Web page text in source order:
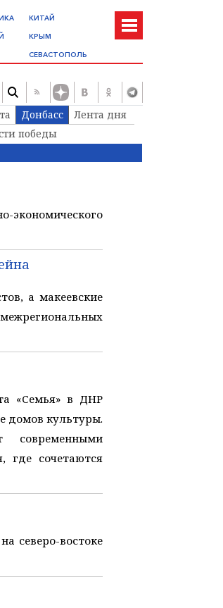
КИТАЙ
КРЫМ
СЕВАСТОПОЛЬ
Донбасс
Лента дня
победы
а макеевские
«Семья» в ДНР
домов культуры.
где сочетаются
северо-востоке